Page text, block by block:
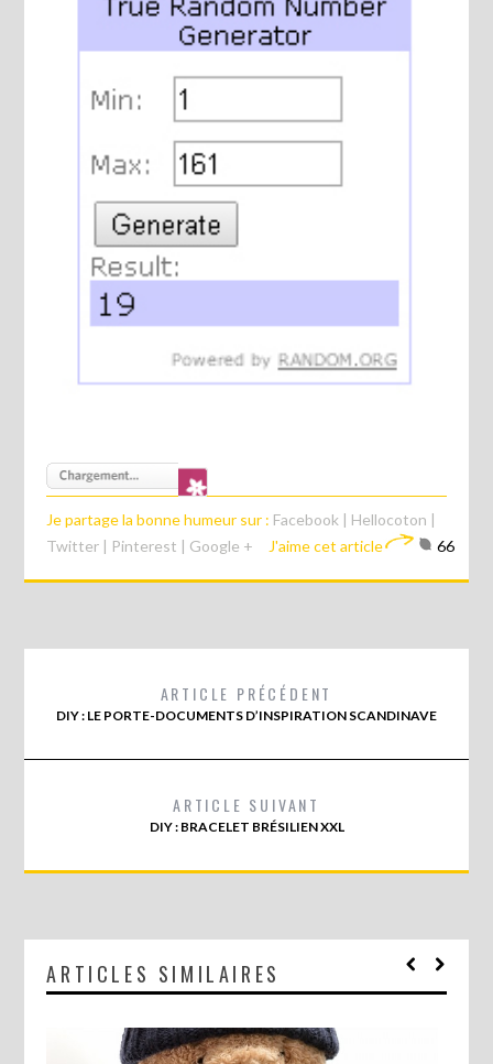
Je partage la bonne humeur sur : Facebook | Hellocoton |
Twitter | Pinterest | Google + J'aime cet article 66
ARTICLE PRÉCÉDENT
DIY : LE PORTE-DOCUMENTS D’INSPIRATION SCANDINAVE
ARTICLE SUIVANT
DIY : BRACELET BRÉSILIEN XXL
ARTICLES SIMILAIRES